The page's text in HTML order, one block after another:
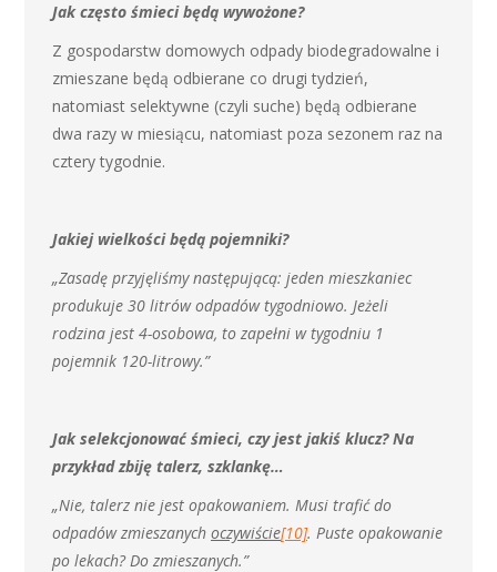
Jak często śmieci będą wywożone?
Z gospodarstw domowych odpady biodegradowalne i
zmieszane będą odbierane co drugi tydzień,
natomiast selektywne (czyli suche) będą odbierane
dwa razy w miesiącu, natomiast poza sezonem raz na
cztery tygodnie.
Jakiej wielkości będą pojemniki?
„Zasadę przyjęliśmy następującą: jeden mieszkaniec
produkuje 30 litrów odpadów tygodniowo. Jeżeli
rodzina jest 4-osobowa, to zapełni w tygodniu 1
pojemnik 120-litrowy.”
Jak selekcjonować śmieci, czy jest jakiś klucz? Na
przykład zbiję talerz, szklankę…
„Nie, talerz nie jest opakowaniem. Musi trafić do
odpadów zmieszanych oczywiście[10]. Puste opakowanie
po lekach? Do zmieszanych.”